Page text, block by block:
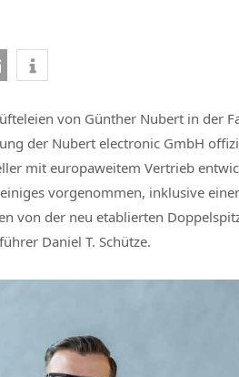
von Günther Nubert in der
der Nubert electronic GmbH
mit europaweitem Vertrieb
vorgenommen, inklusive
von der neu etablierten
Daniel T. Schütze.